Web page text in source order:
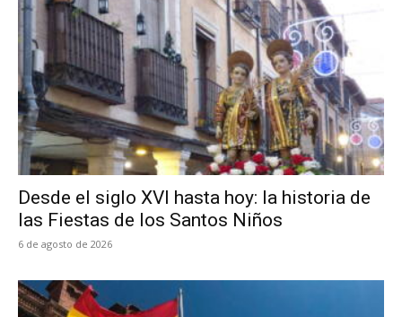
Desde el siglo XVI hasta hoy: la historia de
las Fiestas de los Santos Niños
6 de agosto de 2026